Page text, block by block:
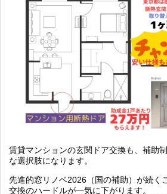
賃貸マンションの玄関ドア交換も、補助
な選択肢になります。
先進的窓リノベ2026（国の補助）が続く
交換のハードルが一気に下がります。